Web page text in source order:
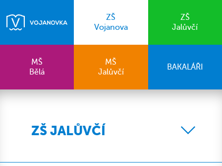
ZŠ
Vojanova
ZŠ
Jalůvčí
MŠ
Bělá
MŠ
Jalůvčí
BAKALÁŘI
ZŠ JALŮVČÍ